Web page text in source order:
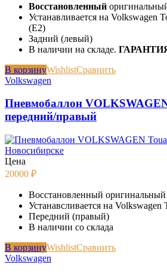
Восстановленный
Устанавливается на Volkswagen
(E2)
Задний (левый)
В наличии на складе.
В корзинуWishlistСравнить
Volkswagen
Пневмобаллон
передний/правый
Цена
20000 ₽
Восстановленный
Устанавсливается на Volkswagen
Передний (правый)
В наличии со склада
В корзинуWishlistСравнить
Volkswagen